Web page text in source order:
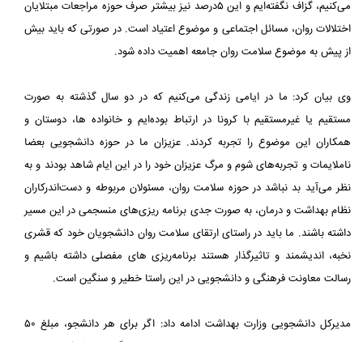
می‌کنیم، گزاف نگفته‌ایم و این ۵درصد نیز بیشتر صرف حوزه مراجعات مبتلایان
اختلالات روان، مسائل اجتماعی و موضوع اعتیاد است. در صورتی که باید بیش
از پیش به موضوع سلامت روان جامعه اهمیت داده شود.
وی بیان کرد: ما در ایامی زندگی می‌کنیم که در دو سال گذشته به صورت
مستقیم یا غیرمستقیم با کرونا در ارتباط بوده‌ایم و خانواده ها، دوستان و
همکاران این موضوع را تجربه کردند. عزیزان ما در حوزه دانشجویی بعضا
ناملایمات و تجربه‌های شوم و مرگ عزیزان خود را در این ایام شاهد بودند و به
نظر می‌آید بد نباشد در حوزه سلامت روان، مسئولان مربوطه و دست‌اندرکاران
نظام بهداشت و درمان، به صورت جدی برنامه ریزی‌های منسجمی در این مسیر
داشته باشند. ما باید در راستای ارتقای سلامت روان دانشجویان خود که قشری
نخبه، اندیشمند و تاثیرگذار هستند برنامه‌ریزی های مفصلی داشته باشیم و
رسالت معاونت فرهنگی و دانشجویی در این راستا خطیر و سنگین است.
مدیرکل دانشجویی وزارت بهداشت ادامه داد: اگر برای هر دانشجو، مبلغ ۵۰